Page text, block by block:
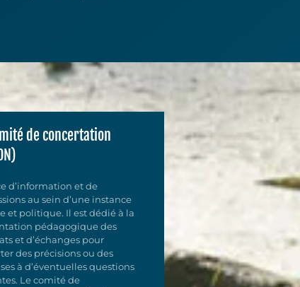
de concertation
d’information et de
au sein d’une instance
et politique. Il est dédié à la
pédagogique des
et d’échanges pour
des précisions ou des
à d’éventuelles questions
Le comité de